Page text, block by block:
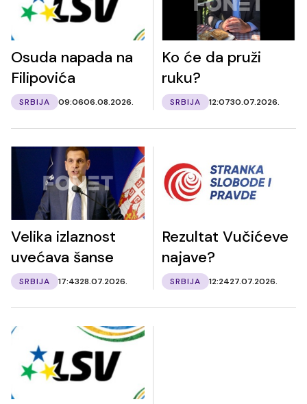
Osuda napada na
Filipovića
SRBIJA 09:0606.08.2026.
Ko će da pruži
ruku?
SRBIJA 12:0730.07.2026.
Velika izlaznost
uvećava šanse
SRBIJA 17:4328.07.2026.
Rezultat Vučićeve
najave?
SRBIJA 12:2427.07.2026.